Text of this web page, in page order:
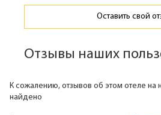
Оставить свой
Отзывы наших
К сожалению, отзывов об этом отеле на
найдено